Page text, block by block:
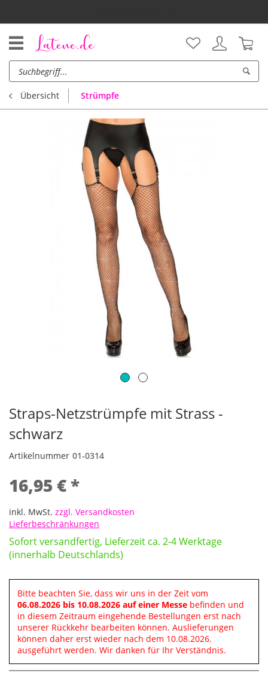
Übersicht Strümpfe
Straps-Netzstrümpfe mit Strass -
schwarz
Artikelnummer 01-0314
16,95 € *
inkl. MwSt. zzgl. Versandkosten
Lieferbeschränkungen
Sofort versandfertig, Lieferzeit ca. 2-4 Werktage
(innerhalb Deutschlands)
Bitte beachten Sie, dass wir uns in der Zeit vom
06.08.2026 bis 10.08.2026 auf einer Messe befinden und
in diesem Zeitraum eingehende Bestellungen erst nach
unserer Rückkehr bearbeiten können. Auslieferungen
können daher erst wieder nach dem 10.08.2026.
ausgeführt werden. Wir danken für Ihr Verständnis.